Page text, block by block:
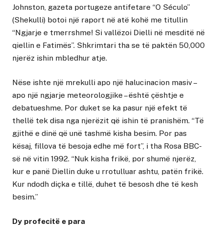
Johnston, gazeta portugeze antifetare “O Século”
(Shekulli) botoi një raport në atë kohë me titullin
“Ngjarje e tmerrshme! Si vallëzoi Dielli në mesditë në
qiellin e Fatimës”. Shkrimtari tha se të paktën 50,000
njerëz ishin mbledhur atje.
Nëse ishte një mrekulli apo një halucinacion masiv –
apo një ngjarje meteorologjike – është çështje e
debatueshme. Por duket se ka pasur një efekt të
thellë tek disa nga njerëzit që ishin të pranishëm. “Të
gjithë e dinë që unë tashmë kisha besim. Por pas
kësaj, fillova të besoja edhe më fort”, i tha Rosa BBC-
së në vitin 1992. “Nuk kisha frikë, por shumë njerëz,
kur e panë Diellin duke u rrotulluar ashtu, patën frikë.
Kur ndodh diçka e tillë, duhet të besosh dhe të kesh
besim.”
Dy profecitë e para